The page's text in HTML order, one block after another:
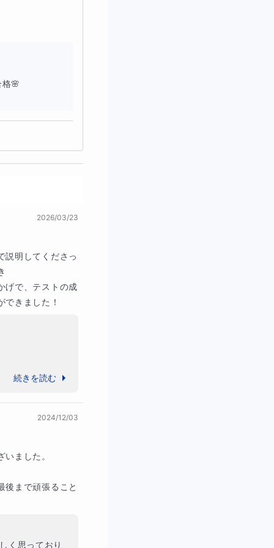
せる方なら、
る程度決まって
できるようにな
🌸
2026/03/23
説明してくださっ
げで、テストの成
きました！
まで粘り強く
重ねがあった
た！
続きを読む
2024/12/03
ました。
後まで頑張ること
く思っており